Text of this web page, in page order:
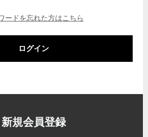
ードを忘れた方はこちら
ログイン
新規会員登録